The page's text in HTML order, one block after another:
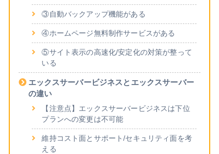
③自動バックアップ機能がある
④ホームページ無料制作サービスがある
⑤サイト表示の高速化/安定化の対策が整って
いる
エックスサーバービジネスとエックスサーバー
の違い
【注意点】エックスサーバービジネスは下位
プランへの変更は不可能
維持コスト面とサポート/セキュリティ面を考
える